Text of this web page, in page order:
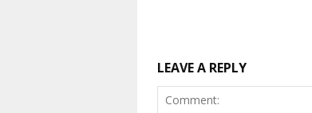
LEAVE A REPLY